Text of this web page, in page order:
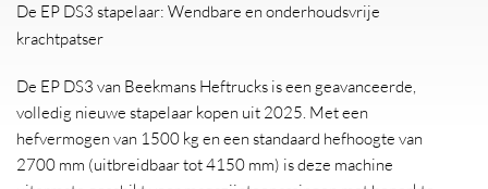
De EP DS3 stapelaar: Wendbare en onderhoudsvrije
krachtpatser
De EP DS3 van Beekmans Heftrucks is een geavanceerde,
volledig nieuwe stapelaar kopen uit 2025. Met een
hefvermogen van 1500 kg en een standaard hefhoogte van
2700 mm (uitbreidbaar tot 4150 mm) is deze machine